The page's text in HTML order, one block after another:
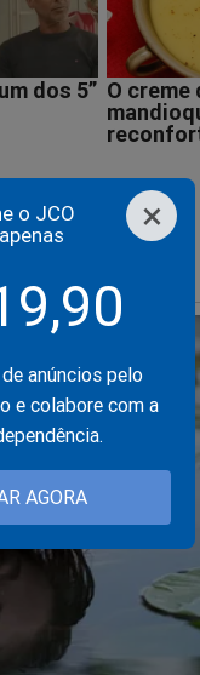
×
o JCO
anúncios pelo
e colabore com a
AGORA
em coligação com o
estive nessa
teria gerado R$
(confederação
de 12 bilhões